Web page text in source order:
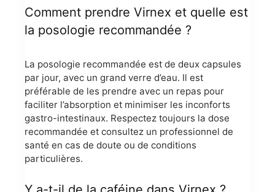
Comment prendre Virnex et quelle est
la posologie recommandée ?
La posologie recommandée est de deux capsules
par jour, avec un grand verre d’eau. Il est
préférable de les prendre avec un repas pour
faciliter l’absorption et minimiser les inconforts
gastro-intestinaux. Respectez toujours la dose
recommandée et consultez un professionnel de
santé en cas de doute ou de conditions
particulières.